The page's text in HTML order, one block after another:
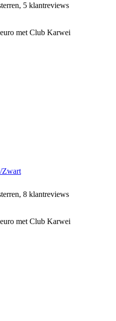
5 klantreviews
met Club Karwei
Zwart
8 klantreviews
met Club Karwei